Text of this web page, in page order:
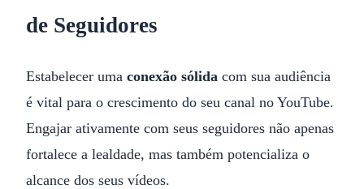
de Seguidores
Estabelecer uma conexão sólida com sua audiência
é vital para o crescimento do seu canal no YouTube.
Engajar ativamente com seus seguidores não apenas
fortalece a lealdade, mas também potencializa o
alcance dos seus vídeos.